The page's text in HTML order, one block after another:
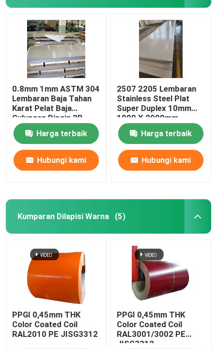
0.8mm 1mm ASTM 304
Lembaran Baja Tahan
Karat Pelat Baja
Gulungan Dingin 2B
Selesai Sus321
Harga terbaik
Hubungi kami
2507 2205 Lembaran
Stainless Steel Plat
Super Duplex 10mm
1000 X 2000mm
Harga terbaik
Hubungi kami
Kumparan Dilapisi Warna (5)
PPGI 0,45mm THK
Color Coated Coil
RAL2010 PE JISG3312
PPGI 0,45mm THK
Color Coated Coil
RAL3001/3002 PE
JISG3312